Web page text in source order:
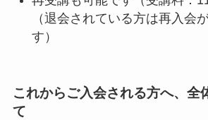
（退会されている方は再入会
す）
これからご入会される方へ、全
て